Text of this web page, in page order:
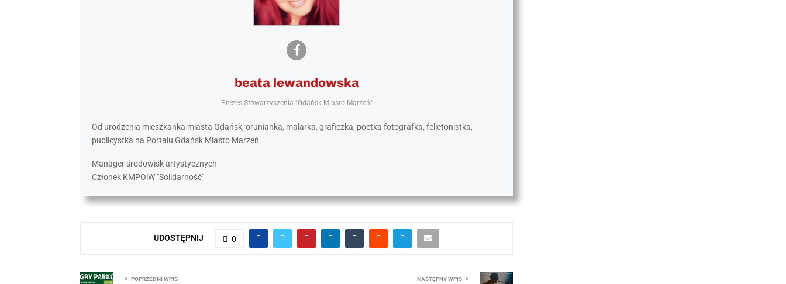
beata lewandowska
Prezes Stowarzyszenia "Gdańsk Miasto Marzeń"
Od urodzenia mieszkanka miasta Gdańsk, orunianka, malarka, graficzka, poetka fotografka, felietonistka,
publicystka na Portalu Gdańsk Miasto Marzeń.
Manager środowisk artystycznych
Członek KMPOiW "Solidarność"
UDOSTĘPNIJ 0
POPRZEDNI WPIS NASTĘPNY WPIS